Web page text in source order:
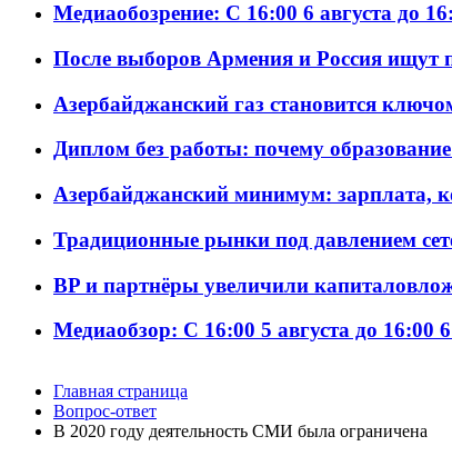
Медиаобозрение: С 16:00 6 августа до
После выборов Армения и Россия ищут
Азербайджанский газ становится
Диплом без работы: почему
Азербайджанский минимум: зарплата,
Традиционные рынки под давлением
BP и партнёры увеличили
Медиаобзор: С 16:00 5 августа до 16:00 6
Главная страница
Вопрос-ответ
В 2020 году деятельность СМИ была ограничена